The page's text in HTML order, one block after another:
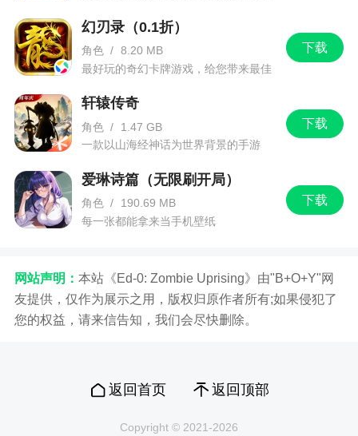
7、关于打法
很多问题都可以总结为【你去玩困难图】或者
【你去玩更难的模式，比如代替气球，不可击破，
点击模式】就知道了。
但是我只能说很多战术不能一概而论的。
用，只是不会用罢了。
超猴还是之前那个问题，可能还没出某个等级
游戏特色
和技能，增加了游戏的趣味性和可玩性
2、BOSS具有极高的生命值和强大的技能，需
下载
幻刃录（0.1折）
角色 / 8.20 MB
最好玩的奇幻卡牌游戏，给您带来最佳
下载
轩辕传奇
角色 /
1.47 GB
一款以山海经神话为世界背景的手游
下载
爱琳诗篇（无限刷开局）
角色 /
190.69 MB
每一张都能拿来当手机壁纸
网站声明： 本站《Ed-0: Zombie Uprising》由"B+O+Y"网
友提供，仅作为展示之用，版权归原作者所有;如果侵犯了
您的权益，请来信告知，我们会尽快删除。
返回首页 返回顶部
Copyright © 2021-2026